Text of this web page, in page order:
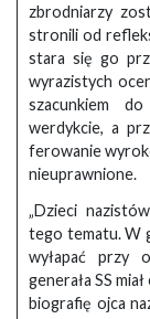
zbrodniarzy
stronili od
stara się go
wyrazistych
szacunkiem
werdykcie, a
ferowanie
nieuprawnione.
„Dzieci
tego tematu. W
wyłapać przy
generała SS
biografię ojca